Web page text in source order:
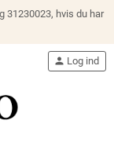
31230023, hvis du har
person Log ind